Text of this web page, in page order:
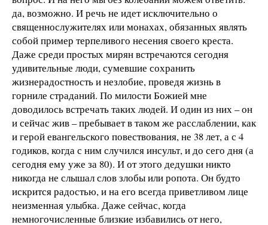
да, возможно. И речь не идет исключительно о
священнослужителях или монахах, обязанных являть
собой пример терпеливого несения своего креста.
Даже среди простых мирян встречаются сегодня
удивительные люди, сумевшие сохранить
жизнерадостность и незлобие, проведя жизнь в
горниле страданий. По милости Божией мне
доводилось встречать таких людей. И один из них – он
и сейчас жив – пребывает в таком же расслаблении, как
и герой евангельского повествования, не 38 лет, а с 4
годиков, когда с ним случился инсульт, и до сего дня (а
сегодня ему уже за 80). И от этого дедушки никто
никогда не слышал слов злобы или ропота. Он будто
искрится радостью, и на его всегда приветливом лице
неизменная улыбка. Даже сейчас, когда
немногочисленные близкие избавились от него,